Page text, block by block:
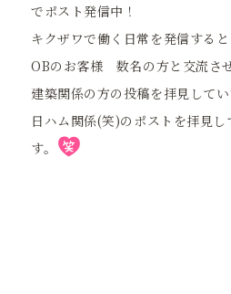
でポスト発信中！
キクザワで働く日常を発信すると
OBのお客様 数名の方と交流さ
建築関係の方の投稿を拝見して
日ハム関係(笑)のポストを拝見
す。